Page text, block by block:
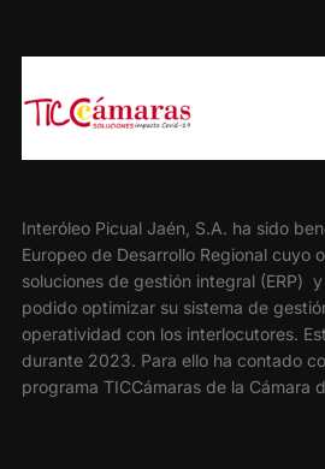
Interóleo Picual Jaén, S.A. ha sido
Europeo de Desarrollo Regional cuyo
soluciones de gestión integral (ERP)
podido optimizar su sistema de
operatividad con los interlocutores.
durante 2023. Para ello ha contado
programa TICCámaras de la Cámara